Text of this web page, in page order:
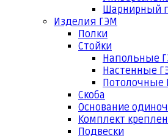
Шарнирный
Изделия ГЭМ
Полки
Стойки
Напольные
Настенные
Потолочные
Скоба
Основание
Комплект
Подвески